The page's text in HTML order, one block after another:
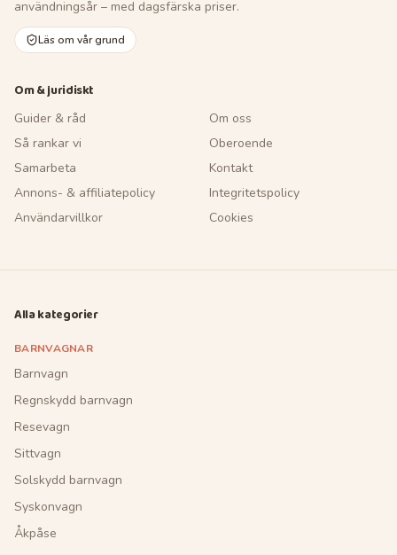
användningsår – med dagsfärska priser.
Läs om vår grund
Om & juridiskt
Guider & råd
Om oss
Så rankar vi
Oberoende
Samarbeta
Kontakt
Annons- & affiliatepolicy
Integritetspolicy
Användarvillkor
Cookies
Alla kategorier
BARNVAGNAR
Barnvagn
Regnskydd barnvagn
Resevagn
Sittvagn
Solskydd barnvagn
Syskonvagn
Åkpåse